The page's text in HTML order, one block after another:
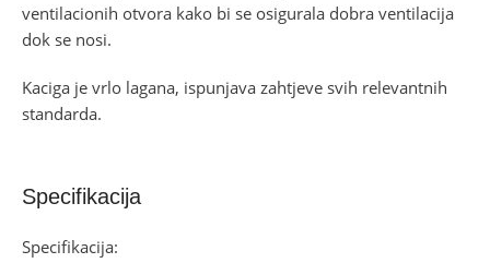
ventilacionih otvora kako bi se osigurala dobra ventilacija
dok se nosi.
Kaciga je vrlo lagana, ispunjava zahtjeve svih relevantnih
standarda.
Specifikacija
Specifikacija: